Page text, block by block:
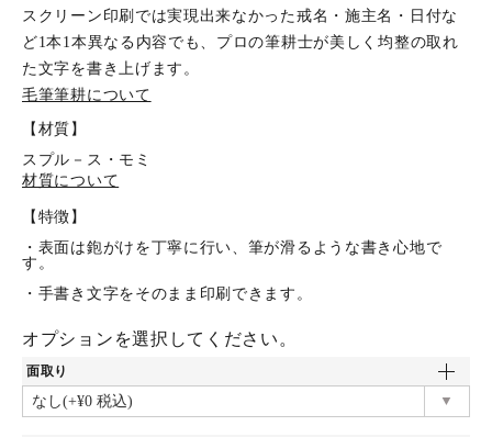
スクリーン印刷では実現出来なかった戒名・施主名・日付な
ど1本1本異なる内容でも、プロの筆耕士が美しく均整の取れ
た文字を書き上げます。
毛筆筆耕について
【材質】
スプル－ス・モミ
材質について
【特徴】
・表面は鉋がけを丁寧に行い、筆が滑るような書き心地で
す。
・手書き文字をそのまま印刷できます。
オプションを選択してください。
面取り